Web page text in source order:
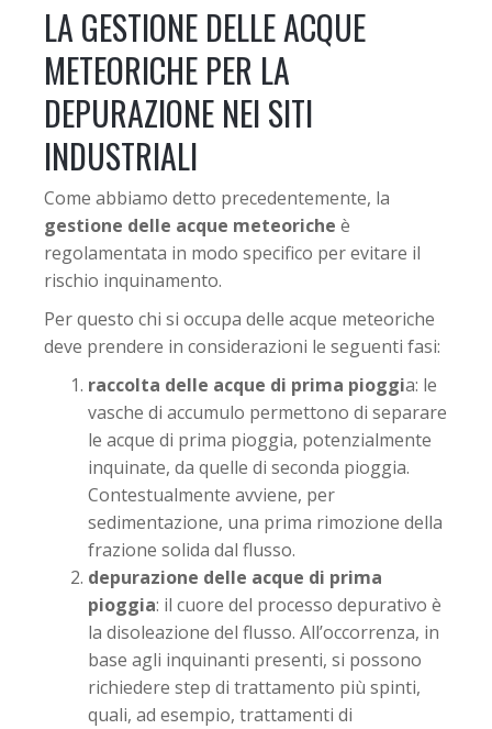
LA GESTIONE DELLE ACQUE
METEORICHE PER LA
DEPURAZIONE NEI SITI
INDUSTRIALI
Come abbiamo detto precedentemente, la
gestione delle acque meteoriche è
regolamentata in modo specifico per evitare il
rischio inquinamento.
Per questo chi si occupa delle acque meteoriche
deve prendere in considerazioni le seguenti fasi:
raccolta delle acque di prima pioggia: le
vasche di accumulo permettono di separare
le acque di prima pioggia, potenzialmente
inquinate, da quelle di seconda pioggia.
Contestualmente avviene, per
sedimentazione, una prima rimozione della
frazione solida dal flusso.
depurazione delle acque di prima
pioggia: il cuore del processo depurativo è
la disoleazione del flusso. All’occorrenza, in
base agli inquinanti presenti, si possono
richiedere step di trattamento più spinti,
quali, ad esempio, trattamenti di